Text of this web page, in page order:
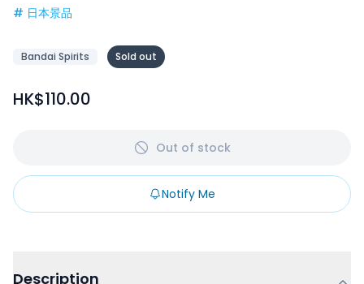
# 日本景品
Bandai Spirits Sold out
HK$110.00
Out of stock
Notify Me
Description